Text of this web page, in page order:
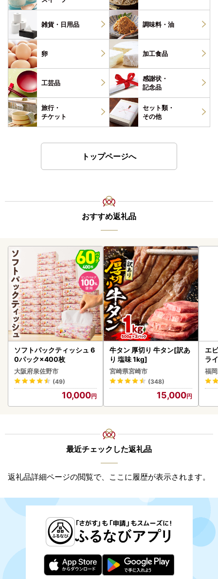
雑貨・ 日用品 調味料・ 油
卵 加工食品
工芸品
感謝状・
記念品
旅行・
チケット
セット類・
その他
トップページへ
おすすめ返礼品
ソフトパックティッシュ 6
0パック×400枚
大阪府泉佐野市
(49)
10,000
牛タン 厚切り 牛タン[訳あ
り 塩味 1kg]
宮崎県宮崎市
(348)
15,000
エ
ライ
福
最近チェックした返礼品
返礼品詳細ページの閲覧で、ここに履歴が表示されます。